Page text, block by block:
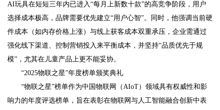
AI玩具在短短三年内已进入“每月上新数十款”的高竞争阶段，用户
选择成本极高，品牌需要优先建立“用户心智”。同时，他强调当前硬
件成本（如内存价格上涨）与线上获客成本双重承压，企业需通过
强化线下渠道、控制营销投入来平衡成本，并坚持“品质优先于规
模”，尤其在儿童产品上更不能妥协。
“2025物联之星”年度榜单颁奖典礼
“物联之星”榜单作为中国物联网（AIoT）领域具有权威性和影
响力的年度评选榜单，旨在表彰在物联网与人工智能融合创新中表